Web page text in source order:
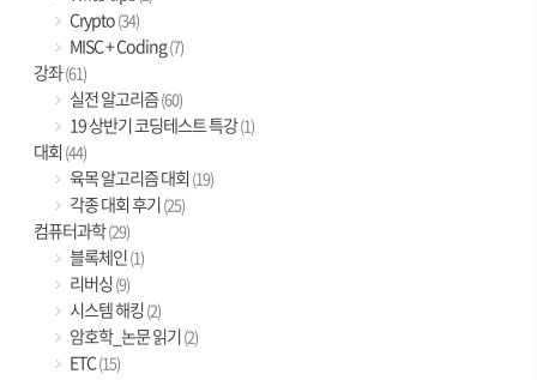
Crypto(34)
MISC + Coding(7)
강좌(61)
실전 알고리즘(60)
19 상반기 코딩테스트 특강(1)
대회 (44)
육목 알고리즘 대회 (19)
각종 대회 후기(25)
컴퓨터과학(29)
블록체인(1)
리버싱(9)
시스템 해킹(2)
암호학_논문 읽기(2)
ETC(15)